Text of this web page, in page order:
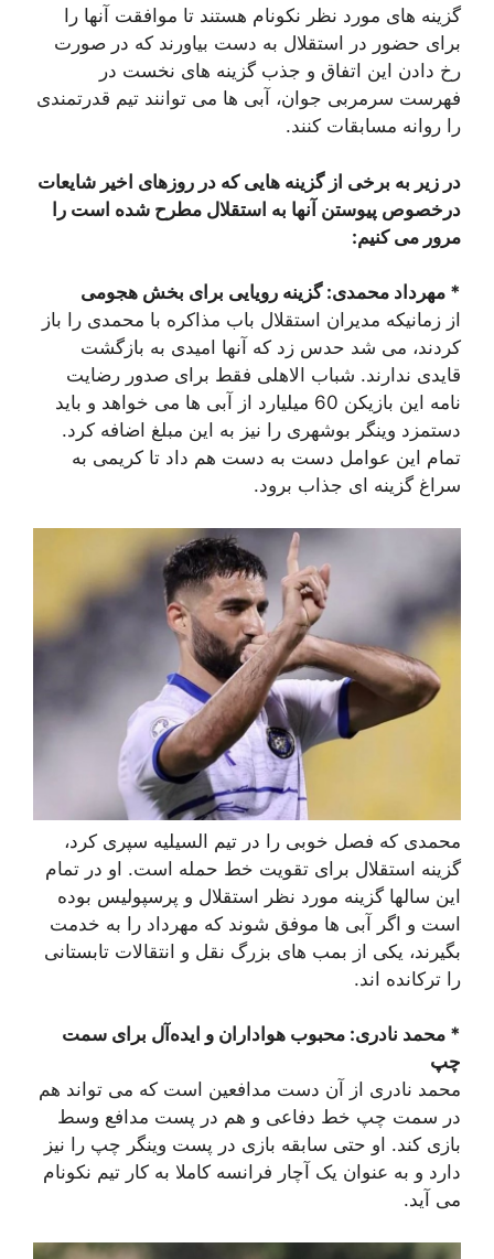
گزینه های مورد نظر نکونام هستند تا موافقت آنها را
برای حضور در استقلال به دست بیاورند که در صورت
رخ دادن این اتفاق و جذب گزینه های نخست در
فهرست سرمربی جوان، آبی ها می توانند تیم قدرتمندی
را روانه مسابقات کنند.
در زیر به برخی از گزینه هایی که در روزهای اخیر شایعات
درخصوص پیوستن آنها به استقلال مطرح شده است را
مرور می کنیم:
* مهرداد محمدی: گزینه رویایی برای بخش هجومی
از زمانیکه مدیران استقلال باب مذاکره با محمدی را باز
کردند، می شد حدس زد که آنها امیدی به بازگشت
قایدی ندارند. شباب الاهلی فقط برای صدور رضایت
نامه این بازیکن 60 میلیارد از آبی ها می خواهد و باید
دستمزد وینگر بوشهری را نیز به این مبلغ اضافه کرد.
تمام این عوامل دست به دست هم داد تا کریمی به
سراغ گزینه ای جذاب برود.
محمدی که فصل خوبی را در تیم السیلیه سپری کرد،
گزینه استقلال برای تقویت خط حمله است. او در تمام
این سالها گزینه مورد نظر استقلال و پرسپولیس بوده
است و اگر آبی ها موفق شوند که مهرداد را به خدمت
بگیرند، یکی از بمب های بزرگ نقل و انتقالات تابستانی
را ترکانده اند.
* محمد نادری: محبوب هواداران و ایده‌آل برای سمت
چپ
محمد نادری از آن دست مدافعین است که می تواند هم
در سمت چپ خط دفاعی و هم در پست مدافع وسط
بازی کند. او حتی سابقه بازی در پست وینگر چپ را نیز
دارد و به عنوان یک آچار فرانسه کاملا به کار تیم نکونام
می آید.